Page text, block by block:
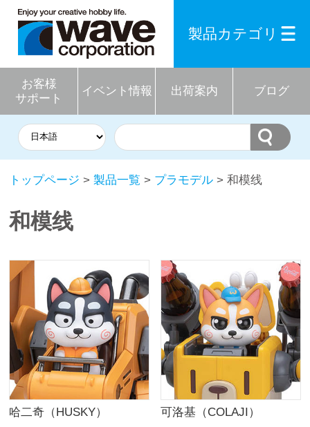
お客様
サポート
イベント情報 出荷案内 ブログ
製品カテゴリ
トップページ > 製品一覧 > プラモデル > 和模线
和模线
哈二奇（HUSKY） 可洛基（COLAJI）